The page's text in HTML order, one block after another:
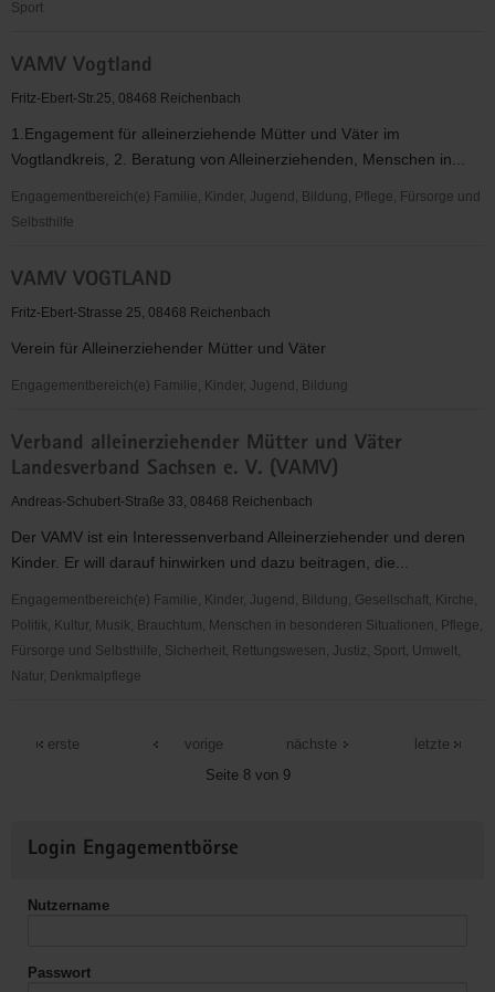
Sport
Vernetzung-
Aktivitäten-
Verbandsarbeit
VAMV Vogtland
Fritz-Ebert-Str.25, 08468 Reichenbach
1.Engagement für alleinerziehende Mütter und Väter im
Vogtlandkreis, 2. Beratung von Alleinerziehenden, Menschen in...
Engagementbereich(e) Familie, Kinder, Jugend, Bildung, Pflege, Fürsorge und
Selbsthilfe
Vogtland
VAMV VOGTLAND
Fritz-Ebert-Strasse 25, 08468 Reichenbach
Verein für Alleinerziehender Mütter und Väter
Engagementbereich(e) Familie, Kinder, Jugend, Bildung
VOGTLAND
Verband alleinerziehender Mütter und Väter
Landesverband Sachsen e. V. (VAMV)
Andreas-Schubert-Straße 33, 08468 Reichenbach
Der VAMV ist ein Interessenverband Alleinerziehender und deren
Kinder. Er will darauf hinwirken und dazu beitragen, die...
Engagementbereich(e) Familie, Kinder, Jugend, Bildung, Gesellschaft, Kirche,
Politik, Kultur, Musik, Brauchtum, Menschen in besonderen Situationen, Pflege,
Fürsorge und Selbsthilfe, Sicherheit, Rettungswesen, Justiz, Sport, Umwelt,
Natur, Denkmalpflege
alleinerziehender
Landesverband
Sachsen
erste
vorige
Seite 8 von 9
nächste letzte
Informationen
Login Engagementbörse
Nutzername
Passwort